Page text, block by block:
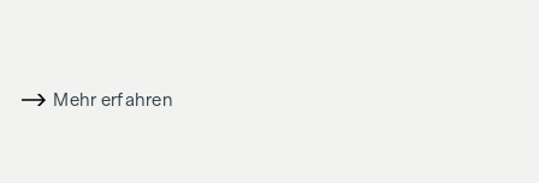
smartes Briefkastensystem mit Paketboxenanlage
Mehr erfahren